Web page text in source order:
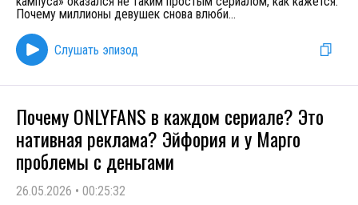
Почему миллионы девушек снова влюби...
Слушать эпизод
Почему ONLYFANS в каждом сериале? Это
нативная реклама? Эйфория и у Марго
проблемы с деньгами
26.05.2026 • 00:25:32